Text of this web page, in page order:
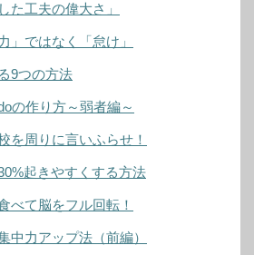
た工夫の偉大さ」
」ではなく「怠け」
9つの方法
の作り方～弱者編～
を周りに言いふらせ！
起きやすくする方法
べて脳をフル回転！
中力アップ法（前編）